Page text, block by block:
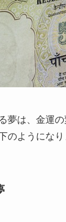
夢は、金運
のようになり